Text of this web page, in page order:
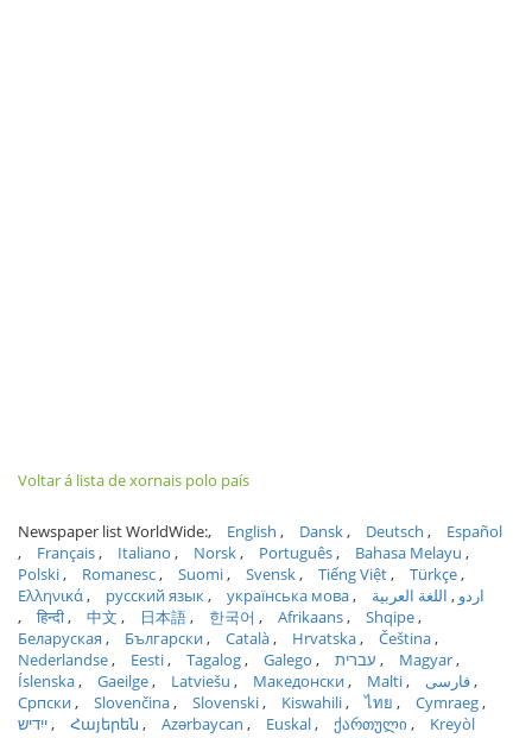
Voltar á lista de xornais polo país
Newspaper list WorldWide: English Dansk Deutsch
Español
Français
Italiano Norsk Português
Bahasa Melayu
Polski
Romanesc Suomi Svensk Tiếng Việt
Türkçe
Ελληνικά
русский язык українська мова اردو
اللغة العربية
हिन्दी
中文 日本語 한국어 Afrikaans
Shqipe
Беларуская
Български Català Hrvatska
Čeština
Nederlandse
Eesti Tagalog Galego עברית
Magyar
Íslenska
Gaeilge Latviešu Македонски Malti
فارسی
Српски
Slovenčina Slovenski Kiswahili ไทย
Cymraeg
ייִדיש
Հայերեն Azərbaycan Euskal ქართული
Kreyòl